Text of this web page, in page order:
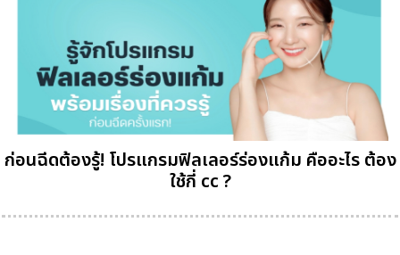
ก่อนฉีดต้องรู้! โปรแกรมฟิลเลอร์ร่องแก้ม คืออะไร ต้อง
ใช้กี่ cc ?